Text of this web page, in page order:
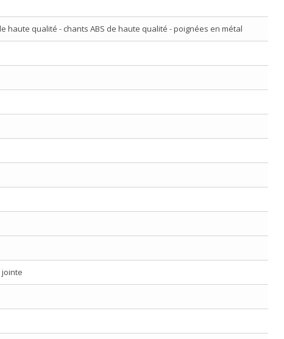
haute qualité - chants ABS de haute qualité - poignées en métal
jointe